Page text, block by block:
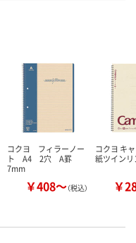
コクヨ フィラーノー
ト A4 2穴 A罫
7mm
￥408～（税込）
コクヨ キ
紙ツイン
￥